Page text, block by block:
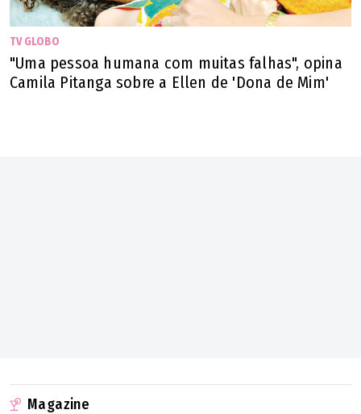
TV GLOBO
"Uma pessoa humana com muitas falhas", opina
Camila Pitanga sobre a Ellen de 'Dona de Mim'
Magazine